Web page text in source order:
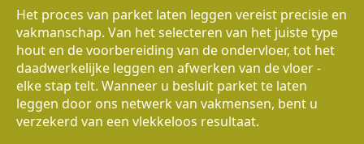
Het proces van parket laten leggen vereist precisie en
vakmanschap. Van het selecteren van het juiste type
hout en de voorbereiding van de ondervloer, tot het
daadwerkelijke leggen en afwerken van de vloer -
elke stap telt. Wanneer u besluit parket te laten
leggen door ons netwerk van vakmensen, bent u
verzekerd van een vlekkeloos resultaat.